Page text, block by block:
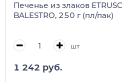
Печенье из злаков
BALESTRO, 250 г (пл/пак)
шт
1 242 руб.